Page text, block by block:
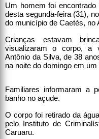
Um homem foi
desta segunda-feira (31),
do município de Caetés, no
Crianças estavam
visualizaram o corpo, a
Antônio da Silva, de 38
na noite do domingo em um
Familiares informaram a
banho no açude.
O corpo foi retirado da
pelo Instituto de
Caruaru.